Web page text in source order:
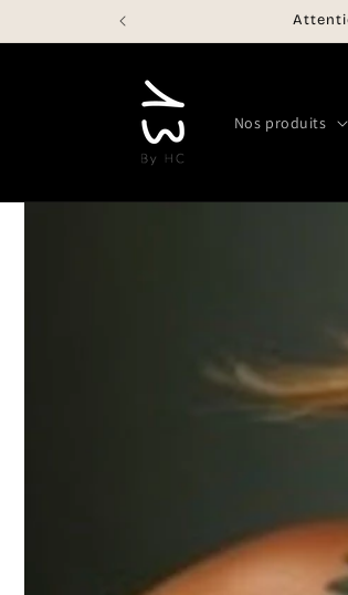
au
Nos produits